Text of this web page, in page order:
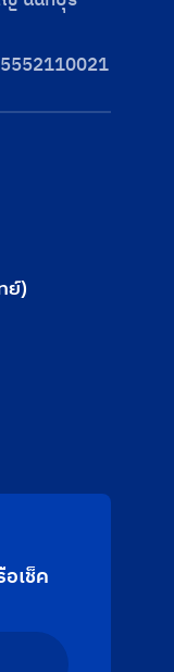
ย์)
เช็ค